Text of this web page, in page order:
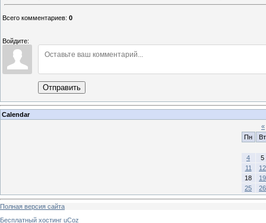
Всего комментариев: 0
Войдите:
Отправить
Calendar
«
Пн
Вт
4
5
11
12
18
19
25
26
Полная версия сайта
Бесплатный хостинг uCoz